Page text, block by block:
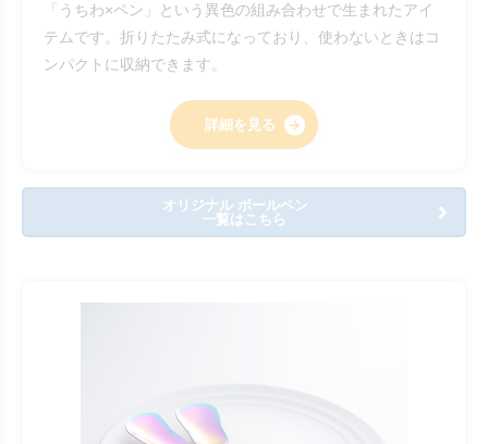
「うちわ×ペン」という異色の組み合わせで生まれたアイ
テムです。折りたたみ式になっており、使わないときはコ
ンパクトに収納できます。
詳細を見る
オリジナル ボールペン
一覧はこちら